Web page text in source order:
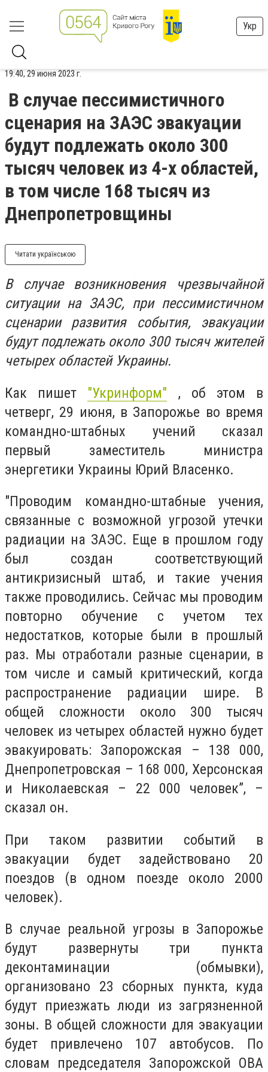
Укр
19:40, 29 июня 2023 г.
В случае пессимистичного
сценария на ЗАЭС эвакуации
будут подлежать около 300
тысяч человек из 4-х областей,
в том числе 168 тысяч из
Днепропетровщины
Читати українською
В случае возникновения чрезвычайной
ситуации на ЗАЭС, при пессимистичном
сценарии развития события, эвакуации
будут подлежать около 300 тысяч жителей
четырех областей Украины.
Как пишет "Укринформ" , об этом в
четверг, 29 июня, в Запорожье во время
командно-штабных учений сказал
первый заместитель министра
энергетики Украины Юрий Власенко.
"Проводим командно-штабные учения,
связанные с возможной угрозой утечки
радиации на ЗАЭС. Еще в прошлом году
был создан соответствующий
антикризисный штаб, и такие учения
также проводились. Сейчас мы проводим
повторно обучение с учетом тех
недостатков, которые были в прошлый
раз. Мы отработали разные сценарии, в
том числе и самый критический, когда
распространение радиации шире. В
общей сложности около 300 тысяч
человек из четырех областей нужно будет
эвакуировать: Запорожская – 138 000,
Днепропетровская – 168 000, Херсонская
и Николаевская – 22 000 человек”, –
сказал он.
При таком развитии событий в
эвакуации будет задействовано 20
поездов (в одном поезде около 2000
человек).
В случае реальной угрозы в Запорожье
будут развернуты три пункта
деконтаминации (обмывки),
организовано 23 сборных пункта, куда
будут приезжать люди из загрязненной
зоны. В общей сложности для эвакуации
будет привлечено 107 автобусов. По
словам председателя Запорожской ОВА